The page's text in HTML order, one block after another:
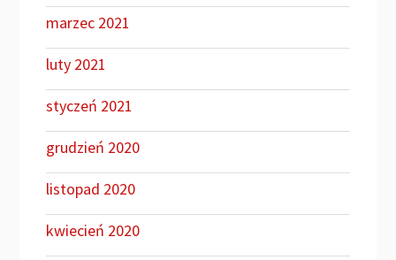
marzec 2021
luty 2021
styczeń 2021
grudzień 2020
listopad 2020
kwiecień 2020